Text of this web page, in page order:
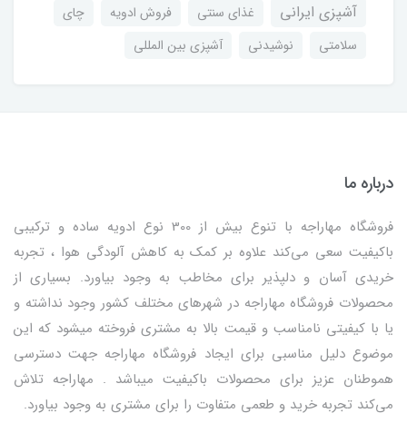
آشپزی ایرانی
غذای سنتی فروش ادویه
چای
سلامتی
نوشیدنی آشپزی بین المللی
درباره ما
فروشگاه مهاراجه با تنوع بیش از 300 نوع ادویه ساده و ترکیبی
باکیفیت سعی می‌کند علاوه بر کمک به کاهش آلودگی هوا ، تجربه
خریدی آسان و دلپذیر برای مخاطب به وجود بیاورد. بسیاری از
محصولات فروشگاه مهاراجه در شهرهای مختلف کشور وجود نداشته و
یا با کیفیتی نامناسب و قیمت بالا به مشتری فروخته میشود که این
موضوع دلیل مناسبی برای ایجاد فروشگاه مهاراجه جهت دسترسی
هموطنان عزیز برای محصولات باکیفیت میباشد . مهاراجه تلاش
می‌کند تجربه خرید و طعمی متفاوت را برای مشتری به وجود بیاورد.